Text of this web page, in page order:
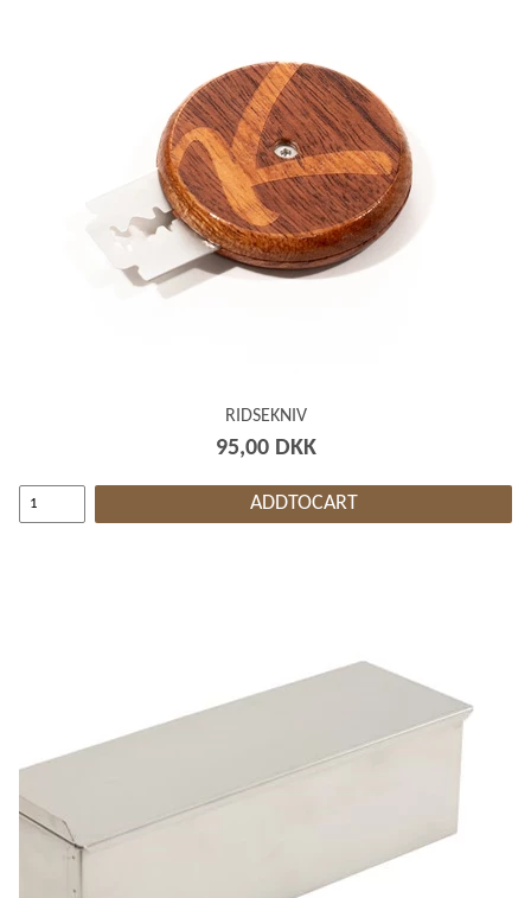
RIDSEKNIV
95,00 DKK
ADDTOCART